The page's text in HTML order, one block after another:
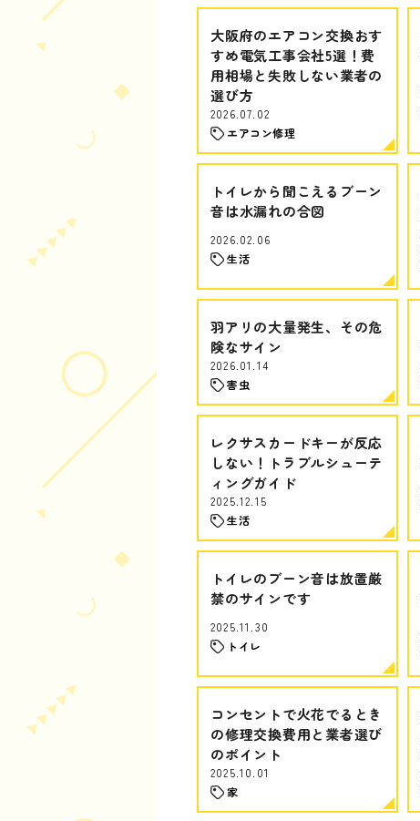
大阪府のエアコン交換おす
すめ電気工事会社5選！費
用相場と失敗しない業者の
選び方
2026.07.02
エアコン修理
トイレから聞こえるブーン
音は水漏れの合図
2026.02.06
生活
羽アリの大量発生、その危
険なサイン
2026.01.14
害虫
レクサスカードキーが反応
しない！トラブルシューテ
ィングガイド
2025.12.15
生活
トイレのブーン音は放置厳
禁のサインです
2025.11.30
トイレ
コンセントで火花でるとき
の修理交換費用と業者選び
のポイント
2025.10.01
家